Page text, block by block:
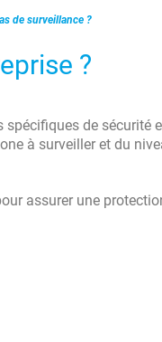
de surveillance ?
?
spécifiques de sécurité
à surveiller et du
assurer une